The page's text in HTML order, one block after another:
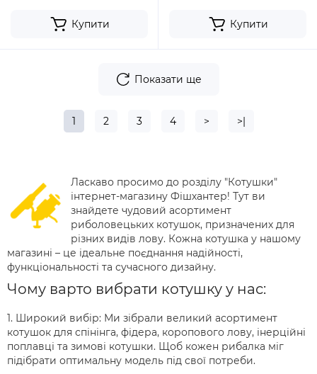
Купити Купити
Показати ще
1 2 3 4 > >|
Ласкаво просимо до розділу "Котушки"
інтернет-магазину Фішхантер! Тут ви
знайдете чудовий асортимент
риболовецьких котушок, призначених для
різних видів лову. Кожна котушка у нашому
магазині – це ідеальне поєднання надійності,
функціональності та сучасного дизайну.
Чому варто вибрати котушку у нас:
1. Широкий вибір: Ми зібрали великий асортимент
котушок для спінінга, фідера, коропового лову, інерційні
поплавці та зимові котушки. Щоб кожен рибалка міг
підібрати оптимальну модель під свої потреби.